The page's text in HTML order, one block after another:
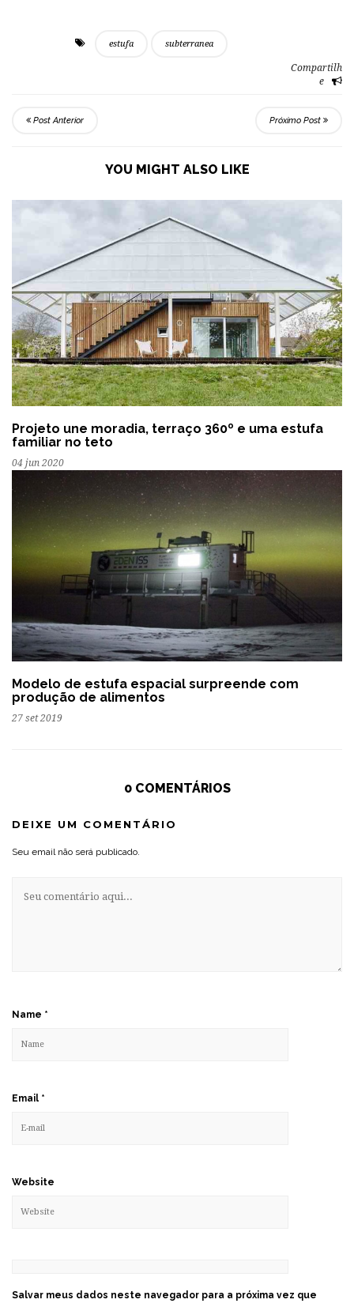
estufa subterranea
Compartilh
e
Post Anterior Próximo Post
YOU MIGHT ALSO LIKE
Projeto une moradia, terraço 360º e uma estufa
familiar no teto
04 jun 2020
Modelo de estufa espacial surpreende com
produção de alimentos
27 set 2019
0 COMENTÁRIOS
DEIXE UM COMENTÁRIO
Seu email não será publicado.
Name *
Email *
Website
Salvar meus dados neste navegador para a próxima vez que